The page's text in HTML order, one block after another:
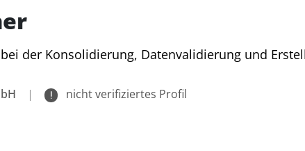
der Konsolidierung, Datenvalidierung und
| nicht verifiziertes Profil